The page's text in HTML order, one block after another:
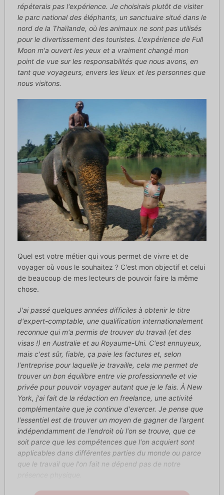
répéterais pas l'expérience. Je choisirais plutôt de visiter
le parc national des éléphants, un sanctuaire situé dans le
nord de la Thaïlande, où les animaux ne sont pas utilisés
pour le divertissement des touristes. L'expérience de Full
Moon m'a ouvert les yeux et a vraiment changé mon
point de vue sur les responsabilités que nous avons, en
tant que voyageurs, envers les lieux et les personnes que
nous visitons.
Quel est votre métier qui vous permet de vivre et de
voyager où vous le souhaitez ? C'est mon objectif et celui
de beaucoup de mes lecteurs de pouvoir faire la même
chose.
J'ai passé quelques années difficiles à obtenir le titre
d'expert-comptable, une qualification internationalement
reconnue qui m'a permis de trouver du travail (et des
visas !) en Australie et au Royaume-Uni. C'est ennuyeux,
mais c'est sûr, fiable, ça paie les factures et, selon
l'entreprise pour laquelle je travaille, cela me permet de
trouver un bon équilibre entre vie professionnelle et vie
privée pour pouvoir voyager autant que je le fais. À New
York, j'ai fait de la rédaction en freelance, une activité
complémentaire que je continue d'exercer. Je pense que
l'essentiel est de trouver un moyen de gagner de l'argent
indépendamment de l'endroit où l'on se trouve, que ce
soit parce que les compétences que l'on acquiert sont
applicables dans différentes parties du monde ou parce
que le travail que l'on fait ne dépend pas de notre